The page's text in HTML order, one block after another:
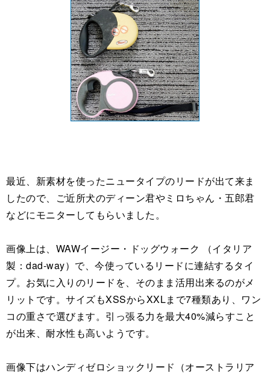
最近、新素材を使ったニュータイプのリードが出て来ま
したので、ご近所犬のディーン君やミロちゃん・五郎君
などにモニターしてもらいました。
画像上は、WAWイージー・ドッグウォーク （イタリア
製：dad-way）で、今使っているリードに連結するタイ
プ。お気に入りのリードを、そのまま活用出来るのがメ
リットです。サイズもXSSからXXLまで7種類あり、ワン
コの重さで選びます。引っ張る力を最大40%減らすこと
が出来、耐水性も高いようです。
画像下はハンディゼロショックリード（オーストラリア